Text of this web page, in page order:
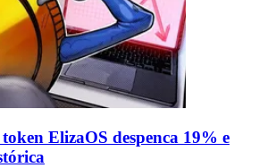
ElizaOS despenca 19% e